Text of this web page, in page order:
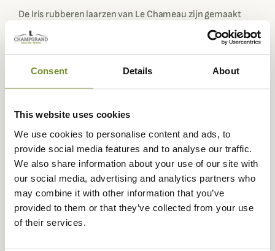
Consent Details About
This website uses cookies
We use cookies to personalise content and ads, to
provide social media features and to analyse our traffic.
We also share information about your use of our site with
our social media, advertising and analytics partners who
may combine it with other information that you’ve
provided to them or that they’ve collected from your use
of their services.
De Iris rubberen laarzen van Le Chameau zijn gemaakt
van zacht, hoogwaardig Chamolux rubber. De
uitmuntendheid van Le Chameau is duidelijk zichtbaar.
Deze dameslaarzen zijn gemaakt om lang mee te gaan.
maakt deze kleurrijke laarzen ideaal voor langdurig
De kleurrijke Iris laarzen hebben een elegante, slijtvaste
voering van poly-katoen Jersey om vocht af te voeren en
je voeten droog te houden. Deze dameslaarzen zijn dus
net zo ademend. Je kunt ze dus het hele jaar door dragen,
zowel in het warmste als in het koelste weer.
De elegante Iris laarzen van Le Chameau hebben alle